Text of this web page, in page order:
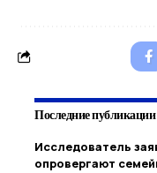
Последние публикации
Исследователь
опровергают